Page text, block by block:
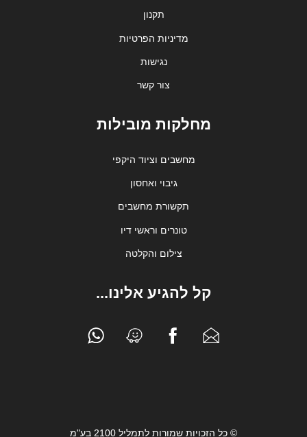
תקנון
מדיניות הפרטיות
נגישות
צור קשר
מחלקות מובילות
מחשבים וציוד היקפי
גיבוי ואחסון
תקשורת מחשבים
טונרים וראשי דיו
צילום והקלטה
קל להגיע אלינו...
© כל הזכויות שמורות לתמליל 2100 בע"מ